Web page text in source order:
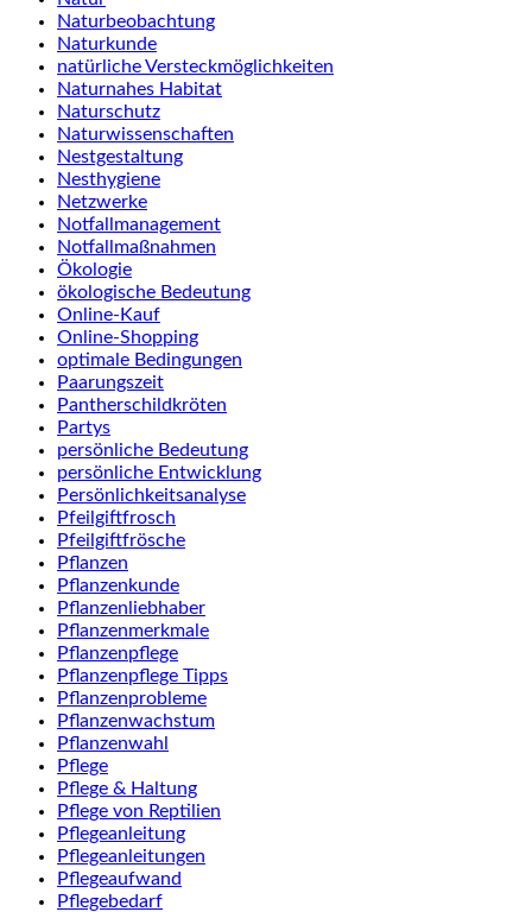
Naturbeobachtung
Naturkunde
natürliche Versteckmöglichkeiten
Naturnahes Habitat
Naturschutz
Naturwissenschaften
Nestgestaltung
Nesthygiene
Netzwerke
Notfallmanagement
Notfallmaßnahmen
Ökologie
ökologische Bedeutung
Online-Kauf
Online-Shopping
optimale Bedingungen
Paarungszeit
Pantherschildkröten
Partys
persönliche Bedeutung
persönliche Entwicklung
Persönlichkeitsanalyse
Pfeilgiftfrosch
Pfeilgiftfrösche
Pflanzen
Pflanzenkunde
Pflanzenliebhaber
Pflanzenmerkmale
Pflanzenpflege
Pflanzenpflege Tipps
Pflanzenprobleme
Pflanzenwachstum
Pflanzenwahl
Pflege
Pflege & Haltung
Pflege von Reptilien
Pflegeanleitung
Pflegeanleitungen
Pflegeaufwand
Pflegebedarf